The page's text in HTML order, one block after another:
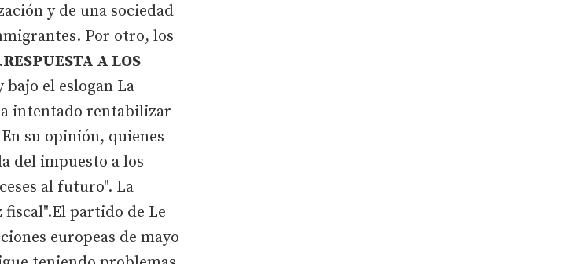
y de una sociedad
Por otro, los
RESPUESTA A LOS
bajo el eslogan La
intentado rentabilizar
su opinión, quienes
del impuesto a los
al futuro". La
partido de Le
europeas de mayo